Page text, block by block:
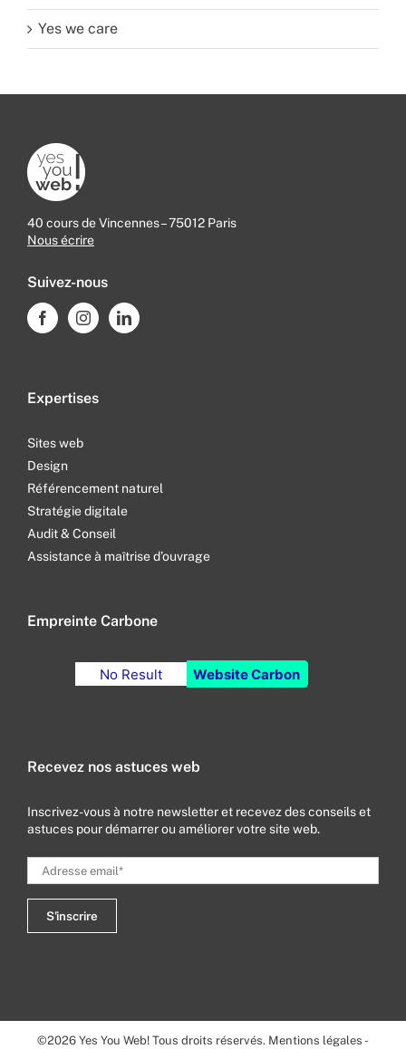
Yes we care
40 cours de Vincennes – 75012 Paris
Nous écrire
Suivez-nous
Expertises
Sites web
Design
Référencement naturel
Stratégie digitale
Audit & Conseil
Assistance à maîtrise d’ouvrage
Empreinte Carbone
No Result Website Carbon
Recevez nos astuces web
Inscrivez-vous à notre newsletter et recevez des conseils et
astuces pour démarrer ou améliorer votre site web.
©2026 Yes You Web! Tous droits réservés. Mentions légales -